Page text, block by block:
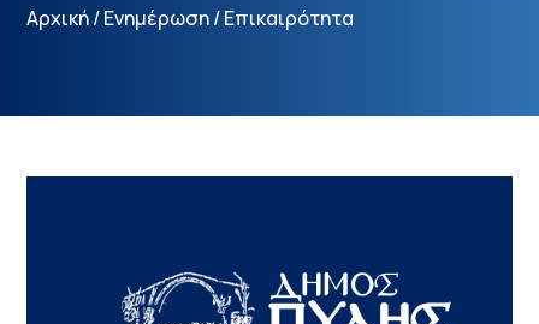
Αρχική/Ενημέρωση/Επικαιρότητα